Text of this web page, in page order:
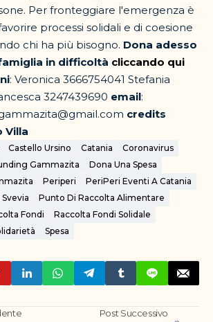
Per fronteggiare l'emergenza è
processi solidali e di coesione
chi ha più bisogno. Dona adesso
in difficoltà cliccando qui
: Veronica 3666754041 Stefania
3247439690 email:
credits
Villa
Castello Ursino Catania
Coronavirus
Gammazita
Dona Una Spesa
Periperi
PeriPeri Eventi A Catania
Punto Di Raccolta Alimentare
Fondi
Raccolta Fondi Solidale
Spesa
Post Successivo